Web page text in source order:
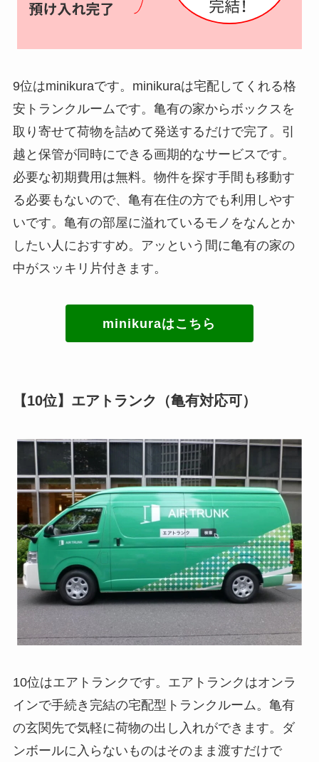
9位はminikuraです。minikuraは宅配してくれる格
安トランクルームです。亀有の家からボックスを
取り寄せて荷物を詰めて発送するだけで完了。引
越と保管が同時にできる画期的なサービスです。
必要な初期費用は無料。物件を探す手間も移動す
る必要もないので、亀有在住の方でも利用しやす
いです。亀有の部屋に溢れているモノをなんとか
したい人におすすめ。アッという間に亀有の家の
中がスッキリ片付きます。
minikuraはこちら
【10位】エアトランク（亀有対応可）
10位はエアトランクです。エアトランクはオンラ
インで手続き完結の宅配型トランクルーム。亀有
の玄関先で気軽に荷物の出し入れができます。ダ
ンボールに入らないものはそのまま渡すだけで